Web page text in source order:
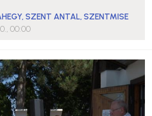
,SZENT ANTAL,SZENTMISE
00:00